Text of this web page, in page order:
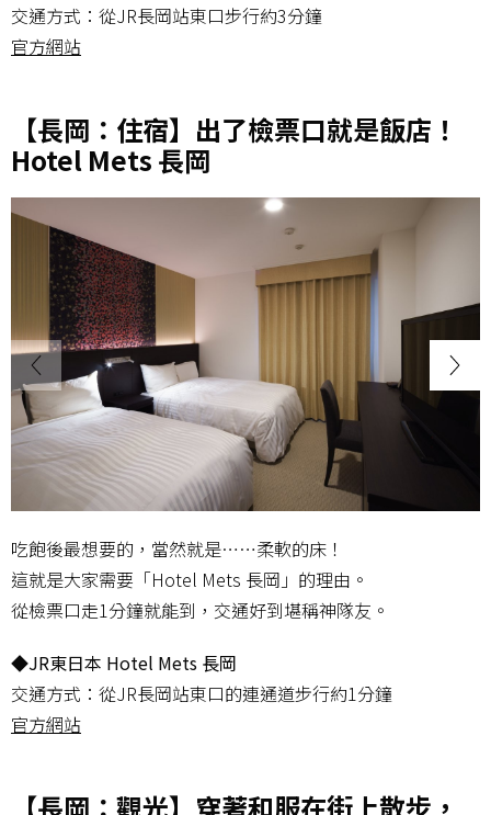
交通方式：從JR長岡站東口步行約3分鐘
官方網站
【長岡：住宿】出了檢票口就是飯店！
Hotel Mets 長岡
吃飽後最想要的，當然就是……柔軟的床！
這就是大家需要「Hotel Mets 長岡」的理由。
從檢票口走1分鐘就能到，交通好到堪稱神隊友。
◆JR東日本 Hotel Mets 長岡
交通方式：從JR長岡站東口的連通道步行約1分鐘
官方網站
【長岡：觀光】穿著和服在街上散步，